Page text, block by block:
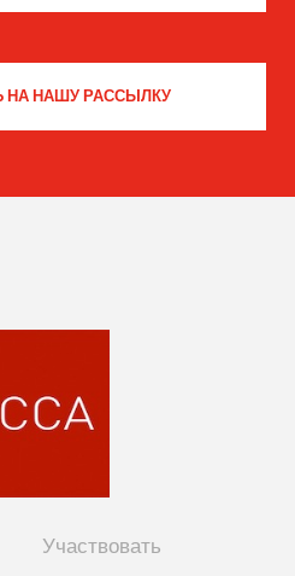
Участвовать